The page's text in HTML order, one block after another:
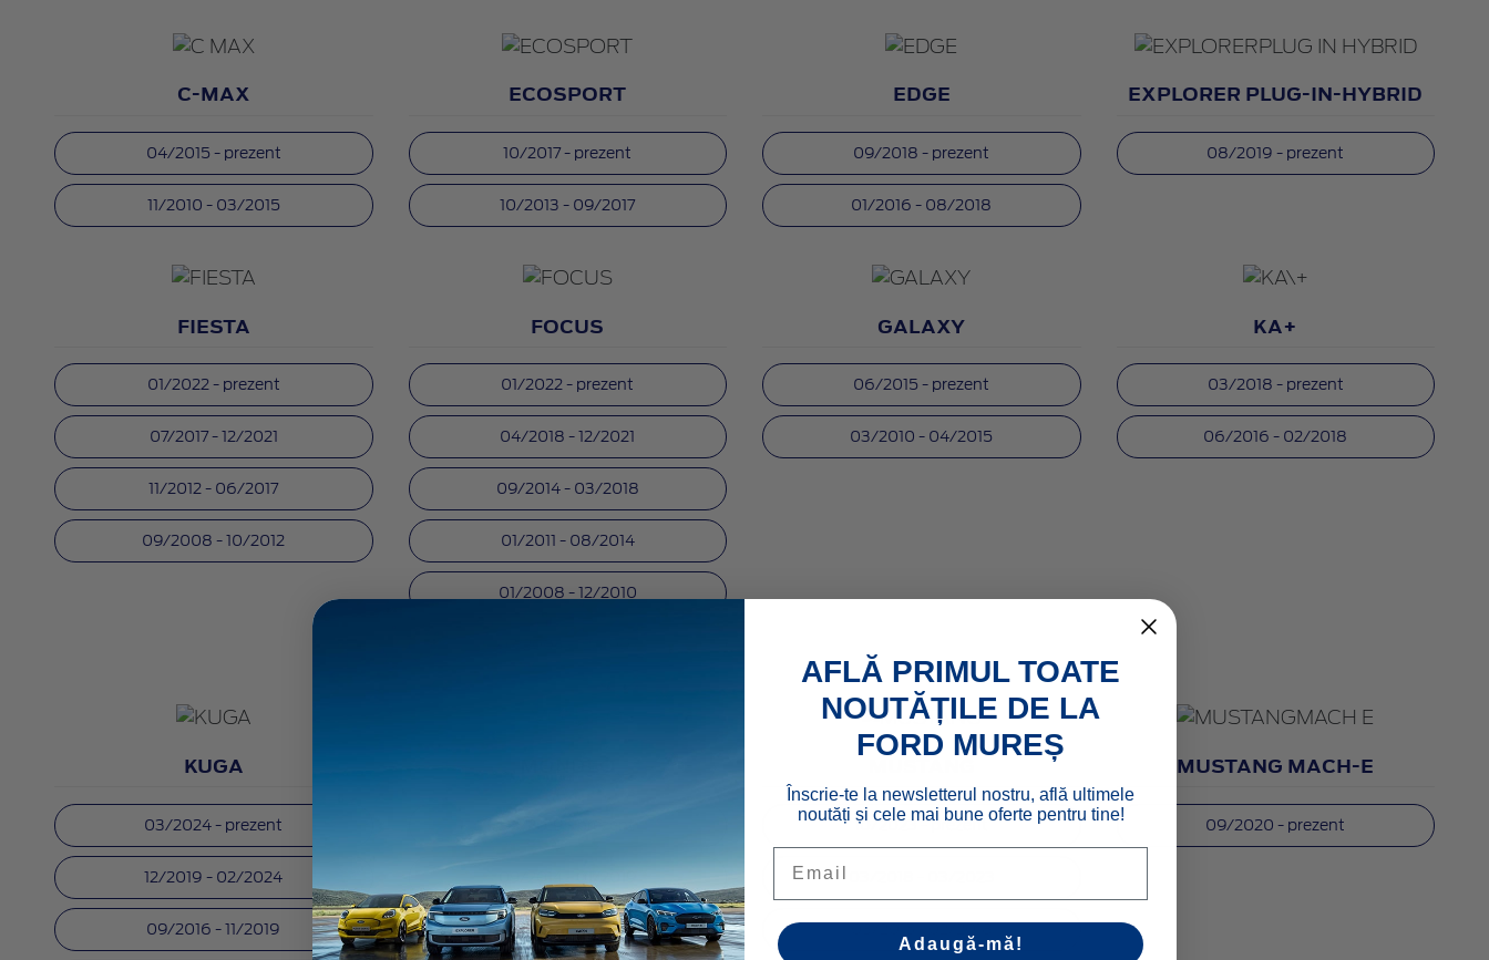
C-MAX
04/2015 - prezent
11/2010 - 03/2015
ECOSPORT
10/2017 - prezent
10/2013 - 09/2017
EDGE
09/2018 - prezent
01/2016 - 08/2018
EXPLORER PLUG-IN-HYBRID
08/2019 - prezent
FIESTA
01/2022 - prezent
07/2017 - 12/2021
11/2012 - 06/2017
09/2008 - 10/2012
FOCUS
01/2022 - prezent
04/2018 - 12/2021
09/2014 - 03/2018
01/2011 - 08/2014
01/2008 - 12/2010
GALAXY
06/2015 - prezent
03/2010 - 04/2015
KA+
03/2018 - prezent
06/2016 - 02/2018
KUGA
03/2024 - prezent
12/2019 - 02/2024
09/2016 - 11/2019
09/2014 - 01/2019
09/2010 - 08/2014
10/2023 - prezent
03/2015 - 02/2018
MUSTANG MACH-E
09/2020 - prezent
AFLĂ PRIMUL TOATE
NOUTĂȚILE DE LA
FORD MUREȘ
Înscrie-te la newsletterul nostru, află ultimele
noutăți și cele mai bune oferte pentru tine!
Adaugă-mă!